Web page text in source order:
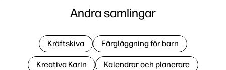
Andra samlingar
Kräftskiva Färgläggning för barn
Kreativa Karin Kalendrar och planerare